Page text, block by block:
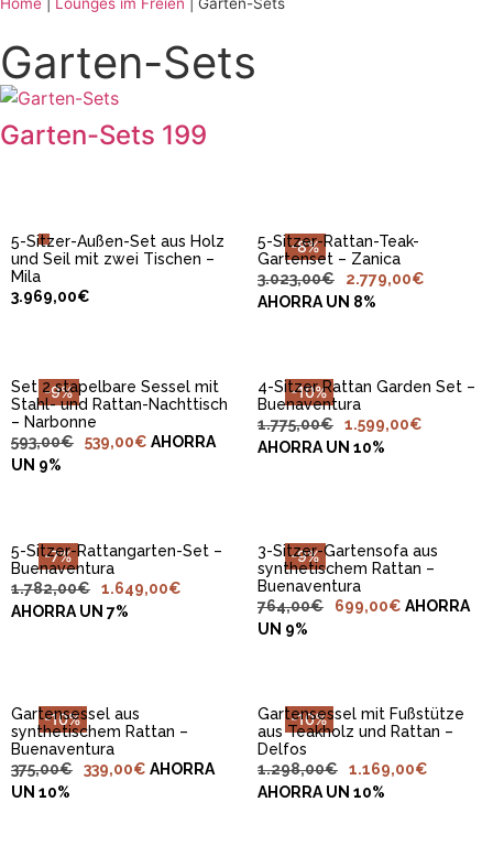
Garten-Sets
Garten-Sets 199
IN DEN
WARENKORB
LEGEN
5-Sitzer-Außen-Set aus Holz
und Seil mit zwei Tischen –
Mila
3.969,00€
-8%
5-Sitzer-Rattan-Teak-
Gartenset – Zanica
3.023,00€ 2.779,00€
AHORRA UN 8%
-9%
IN DEN
WARENKORB
Set 2 stapelbare Sessel mit
Stahl- und Rattan-Nachttisch
– Narbonne
593,00€ 539,00€ AHORRA
UN 9%
-10%
IN DEN
WARENKORB
LEGEN
4-Sitzer Rattan Garden Set –
Buenaventura
1.775,00€ 1.599,00€
AHORRA UN 10%
-7%
IN DEN
WARENKORB
LEGEN
5-Sitzer-Rattangarten-Set –
Buenaventura
1.782,00€ 1.649,00€
AHORRA UN 7%
-9%
IN DEN
WARENKORB
LEGEN
3-Sitzer-Gartensofa aus
synthetischem Rattan –
Buenaventura
764,00€ 699,00€ AHORRA
UN 9%
-10%
IN DEN
WARENKORB
LEGEN
Gartensessel aus
synthetischem Rattan –
Buenaventura
375,00€ 339,00€ AHORRA
UN 10%
-10%
IN DEN
WARENKORB
LEGEN
Gartensessel mit Fußstütze
aus Teakholz und Rattan –
Delfos
1.298,00€ 1.169,00€
AHORRA UN 10%
IN DEN
WARENKORB
LEGEN
IN DEN
WARENKORB
LEGEN